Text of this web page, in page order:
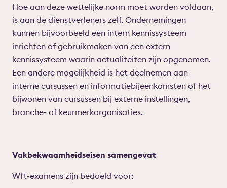
Hoe aan deze wettelijke norm moet worden voldaan,
is aan de dienstverleners zelf. Ondernemingen
kunnen bijvoorbeeld een intern kennissysteem
inrichten of gebruikmaken van een extern
kennissysteem waarin actualiteiten zijn opgenomen.
Een andere mogelijkheid is het deelnemen aan
interne cursussen en informatiebijeenkomsten of het
bijwonen van cursussen bij externe instellingen,
branche- of keurmerkorganisaties.
Vakbekwaamheidseisen samengevat
Wft-examens zijn bedoeld voor: